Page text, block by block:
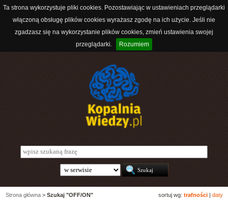
Ta strona wykorzystuje pliki cookies. Pozostawiając w ustawieniach przeglądarki
włączoną obsługę plików cookies wyrażasz zgodę na ich użycie. Jeśli nie
zgadzasz się na wykorzystanie plików cookies, zmień ustawienia swojej
przeglądarki.
Rozumiem
sortuj wg: trafności daty
Strona główna > Szukaj "OFF/ON"